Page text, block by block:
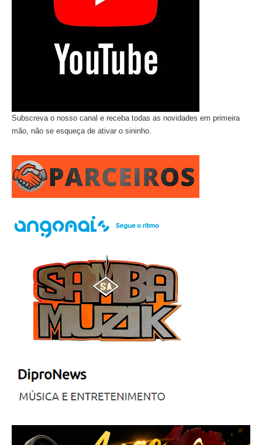
Subscreva o nosso canal e receba todas as novidades em primeira
mão, não se esqueça de ativar o sininho.